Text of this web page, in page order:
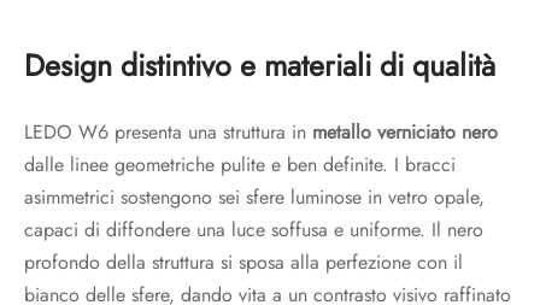
Design distintivo e materiali di qualità
LEDO W6 presenta una struttura in metallo verniciato nero
dalle linee geometriche pulite e ben definite. I bracci
asimmetrici sostengono sei sfere luminose in vetro opale,
capaci di diffondere una luce soffusa e uniforme. Il nero
profondo della struttura si sposa alla perfezione con il
bianco delle sfere, dando vita a un contrasto visivo raffinato